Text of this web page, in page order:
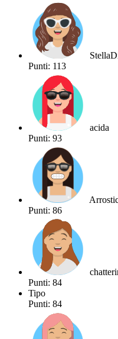
Punti: 113
acida
Punti: 93
Punti: 86
Punti: 84
Tipo
Punti: 84